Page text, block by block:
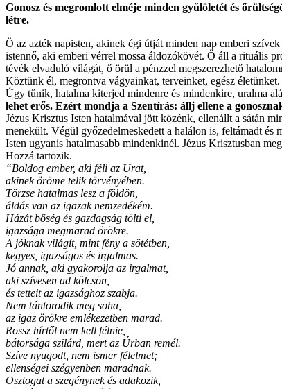
Gonosz és megromlott elméje minden gyűlöletét és
létre.
Ö az azték napisten, akinek égi útját minden nap emberi
istennő, aki emberi vérrel mossa áldozókövét. Ő áll a rituális
tévék elvaduló világát, ő örül a pénzzel megszerezhető
Köztünk él, megrontva vágyainkat, terveinket, egész
Úgy tűnik, hatalma kiterjed mindenre és mindenkire, uralma
lehet erős. Ezért mondja a Szentírás: állj ellene a
Jézus Krisztus Isten hatalmával jött közénk, ellenállt a sátán
menekült. Végül győzedelmeskedett a halálon is, feltámadt és
Isten ugyanis hatalmasabb mindenkinél. Jézus Krisztusban
Hozzá tartozik.
“Boldog ember, aki féli az Urat,
akinek öröme telik törvényében.
Törzse hatalmas lesz a földön,
áldás van az igazak nemzedékém.
Házát bőség és gazdagság tölti el,
igazsága megmarad örökre.
A jóknak világít, mint fény a sötétben,
kegyes, igazságos és irgalmas.
Jó annak, aki gyakorolja az irgalmat,
aki szívesen ad kölcsön,
és tetteit az igazsághoz szabja.
Nem tántorodik meg soha,
az igaz örökre emlékezetben marad.
Rossz hírtől nem kell félnie,
bátorsága szilárd, mert az Úrban remél.
Szíve nyugodt, nem ismer félelmet;
ellenségei szégyenben maradnak.
Osztogat a szegénynek és adakozik,